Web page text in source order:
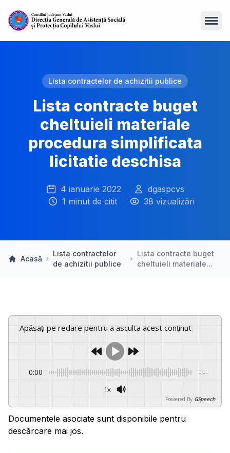
Lista contractelor de achizitii publice
Lista contracte buget
cheltuieli materiale
procedura simplificata
licitatie deschisa
4 ianuarie 2022
dgaspcvs
1 minut de citit
38 vizualizări
Acasă
Lista contractelor
de achizitii publice
Lista contracte buget
cheltuieli materiale…
Apăsați pe redare pentru a asculta acest conținut
0:00 -:--
1x
Powered By GSpeech
Documentele asociate sunt disponibile pentru
descărcare mai jos.